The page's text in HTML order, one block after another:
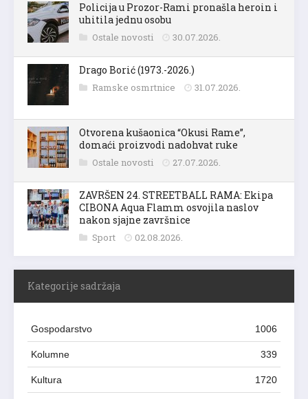
Policija u Prozor-Rami pronašla heroin i
uhitila jednu osobu
Ostale novosti 30.07.2026.
Drago Borić (1973.-2026.)
Ramske osmrtnice 31.07.2026.
Otvorena kušaonica “Okusi Rame”,
domaći proizvodi nadohvat ruke
Ostale novosti 27.07.2026.
ZAVRŠEN 24. STREETBALL RAMA: Ekipa
CIBONA Aqua Flamm osvojila naslov
nakon sjajne završnice
Sport 02.08.2026.
Kategorije sadržaja
Gospodarstvo 1006
Kolumne 339
Kultura 1720